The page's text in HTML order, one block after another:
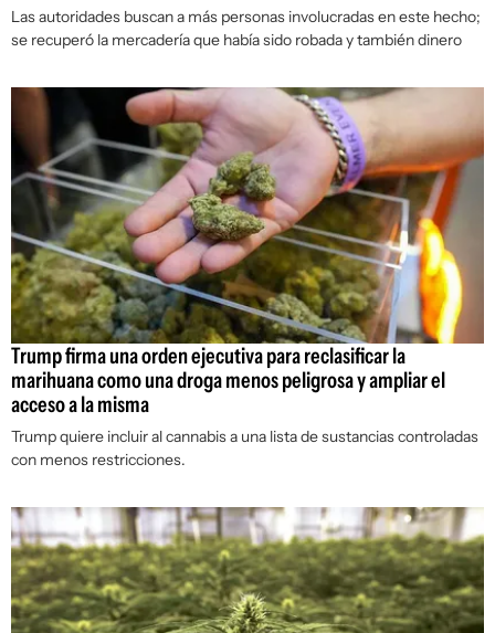
Las autoridades buscan a más personas involucradas en este hecho;
se recuperó la mercadería que había sido robada y también dinero
Trump firma una orden ejecutiva para reclasificar la
marihuana como una droga menos peligrosa y ampliar el
acceso a la misma
Trump quiere incluir al cannabis a una lista de sustancias controladas
con menos restricciones.